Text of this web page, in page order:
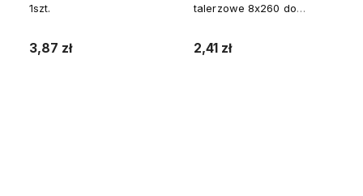
1szt.
3,87 zł
talerzowe 8x260 do
2,41 zł